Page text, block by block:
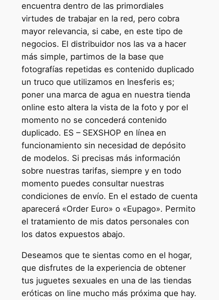
encuentra dentro de las primordiales
virtudes de trabajar en la red, pero cobra
mayor relevancia, si cabe, en este tipo de
negocios. El distribuidor nos las va a hacer
más simple, partimos de la base que
fotografías repetidas es contenido duplicado
un truco que utilizamos en Inesferis es;
poner una marca de agua en nuestra tienda
online esto altera la vista de la foto y por el
momento no se concederá contenido
duplicado. ES – SEXSHOP en línea en
funcionamiento sin necesidad de depósito
de modelos. Si precisas más información
sobre nuestras tarifas, siempre y en todo
momento puedes consultar nuestras
condiciones de envío. En el estado de cuenta
aparecerá «Order Euro» o «Eupago». Permito
el tratamiento de mis datos personales con
los datos expuestos abajo.
Deseamos que te sientas como en el hogar,
que disfrutes de la experiencia de obtener
tus juguetes sexuales en una de las tiendas
eróticas on line mucho más próxima que hay.